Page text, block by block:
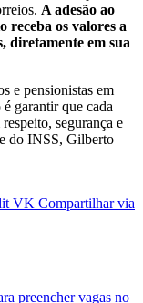
A adesão ao
receba os valores a
diretamente em sua
e pensionistas em
garantir que cada
segurança e
do INSS, Gilberto
VK Compartilhar via